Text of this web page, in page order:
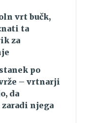
vrt bučk,
ta
za
po
– vrtnarji
da
njega